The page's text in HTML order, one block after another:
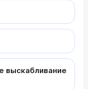
выскабливание